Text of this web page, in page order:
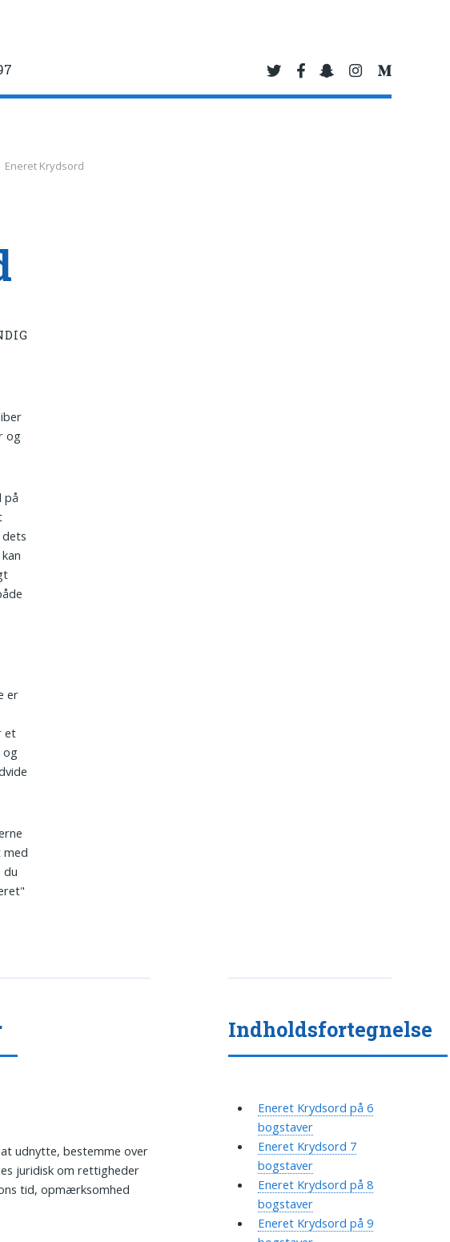
Eneret Krydsord
og
på
er
et
og
med
du
udnytte, bestemme over
juridisk om rettigheder
tid, opmærksomhed
Indholdsfortegnelse
Eneret Krydsord på 6
bogstaver
Eneret Krydsord 7
bogstaver
Eneret Krydsord på 8
bogstaver
Eneret Krydsord på 9